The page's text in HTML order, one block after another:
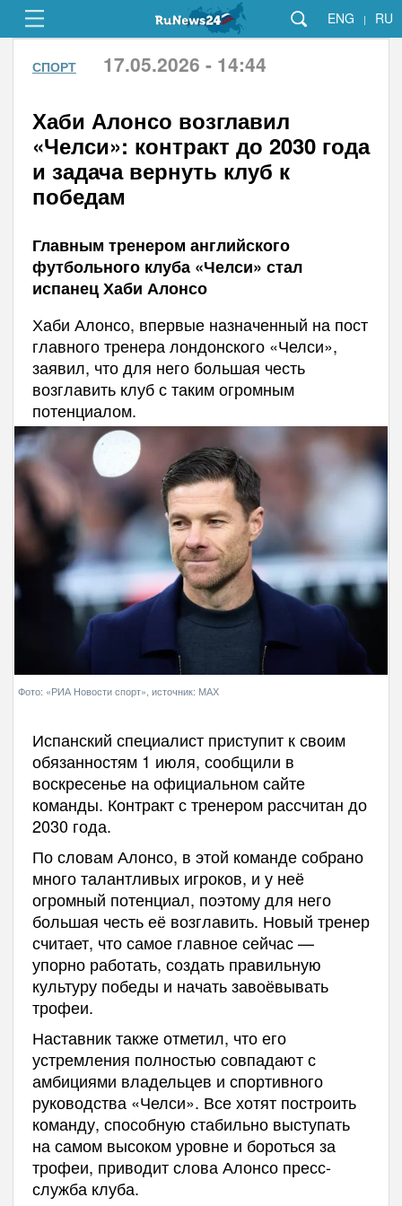
ENG | RU
СПОРТ 17.05.2026 - 14:44
Хаби Алонсо возглавил
«Челси»: контракт до 2030 года
и задача вернуть клуб к
победам
Главным тренером английского
футбольного клуба «Челси» стал
испанец Хаби Алонсо
Хаби Алонсо, впервые назначенный на пост
главного тренера лондонского «Челси»,
заявил, что для него большая честь
возглавить клуб с таким огромным
потенциалом.
Фото: «РИА Новости спорт», источник: МАХ
Испанский специалист приступит к своим
обязанностям 1 июля, сообщили в
воскресенье на официальном сайте
команды. Контракт с тренером рассчитан до
2030 года.
По словам Алонсо, в этой команде собрано
много талантливых игроков, и у неё
огромный потенциал, поэтому для него
большая честь её возглавить. Новый тренер
считает, что самое главное сейчас —
упорно работать, создать правильную
культуру победы и начать завоёвывать
трофеи.
Наставник также отметил, что его
устремления полностью совпадают с
амбициями владельцев и спортивного
руководства «Челси». Все хотят построить
команду, способную стабильно выступать
на самом высоком уровне и бороться за
трофеи, приводит слова Алонсо пресс-
служба клуба.